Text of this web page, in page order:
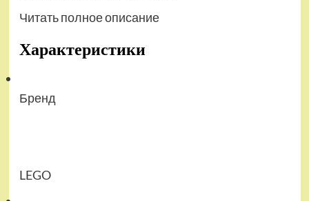
Читать полное описание
Характеристики
Бренд
LEGO